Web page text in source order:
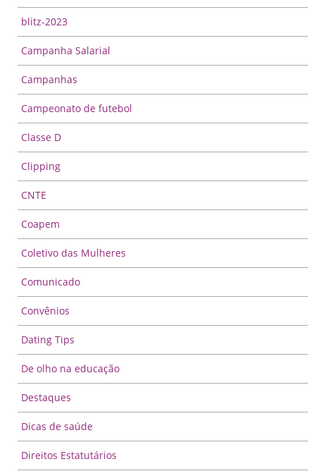
blitz-2023
Campanha Salarial
Campanhas
Campeonato de futebol
Classe D
Clipping
CNTE
Coapem
Coletivo das Mulheres
Comunicado
Convênios
Dating Tips
De olho na educação
Destaques
Dicas de saúde
Direitos Estatutários